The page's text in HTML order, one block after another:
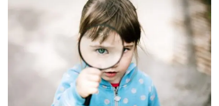
利確と買い戻しが見えるセクター別パ
フォーマンス
【米国市場の株価1年前に戻る】投資をしな
かった方が良かったのか？
投資経験を積むには重要な1年だった